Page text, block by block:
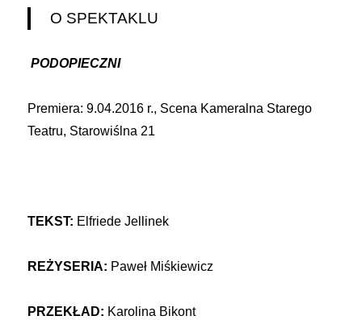
O SPEKTAKLU
PODOPIECZNI
Premiera: 9.04.2016 r., Scena Kameralna Starego
Teatru, Starowiślna 21
TEKST: Elfriede Jellinek
REŻYSERIA: Paweł Miśkiewicz
PRZEKŁAD: Karolina Bikont